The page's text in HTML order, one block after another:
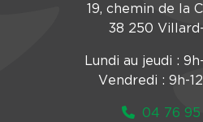
19, chemin de la
38 250
Lundi au jeudi :
Vendredi : 9h-
04 76